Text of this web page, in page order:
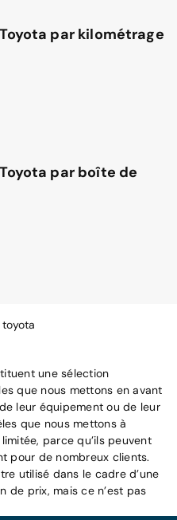
toyota
par kilométrage
par boîte de
une sélection
que nous mettons en avant
leur équipement ou de leur
que nous mettons à
parce qu’ils peuvent
pour de nombreux clients.
utilisé dans le cadre d’une
de prix, mais ce n’est pas